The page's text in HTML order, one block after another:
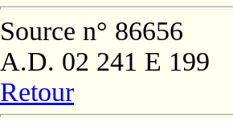
Source n° 86656
A.D. 02 241 E 199
Retour